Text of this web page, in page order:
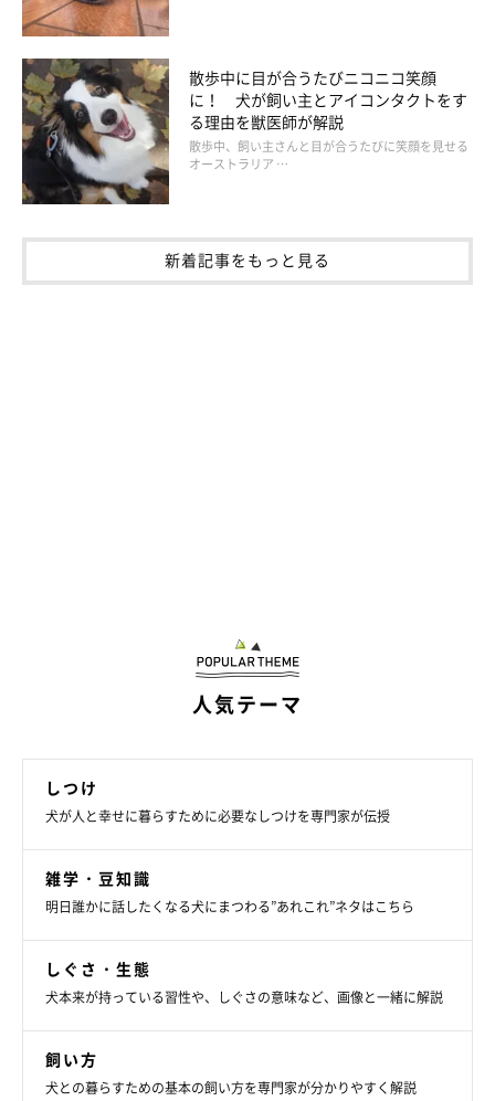
Q.愛犬の皮膚にトラブルがあったとき、動物
病院を受診する目安は？
る目安などはありますか？
愛犬の生活に支障が出るほどのかゆみがある、皮膚の赤みが
院を受診されることをおすすめします。
日頃から皮膚の様子を観察したり体をかゆがっていないかなども
気にかけてあげたいですね。
（監修：いぬのきもち獣医師相談室獣医師・岡本りさ先生）
取材・文／maki
※写真は「いぬのきもちアプリ」で投稿されたものです
※記事と写真に関連性はありませんので予めご了承ください
散歩中に目が合うたびニコニコ笑顔
に！ 犬が飼い主とアイコンタクトをす
る理由を獣医師が解説
散歩中、飼い主さんと目が合うたびに笑顔を見せる
オーストラリア …
新着記事をもっと見る
人気テーマ
しつけ
犬が人と幸せに暮らすために必要なしつけを専門家が伝授
雑学・豆知識
明日誰かに話したくなる犬にまつわる”あれこれ”ネタはこちら
しぐさ・生態
犬本来が持っている習性や、しぐさの意味など、画像と一緒に解説
飼い方
犬との暮らすための基本の飼い方を専門家が分かりやすく解説